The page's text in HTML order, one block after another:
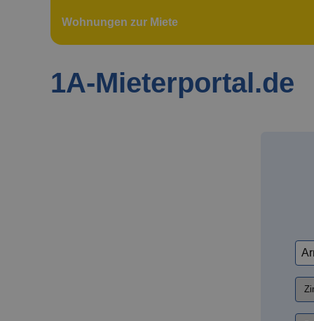
Wohnungen zur Miete
1A-Mieterportal.de